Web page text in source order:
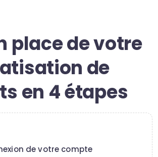
place de votre
de
en 4 étapes
de votre compte